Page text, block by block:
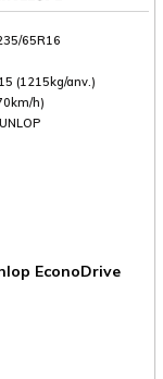
65R16
(1215kg/anv.)
h)
EconoDrive